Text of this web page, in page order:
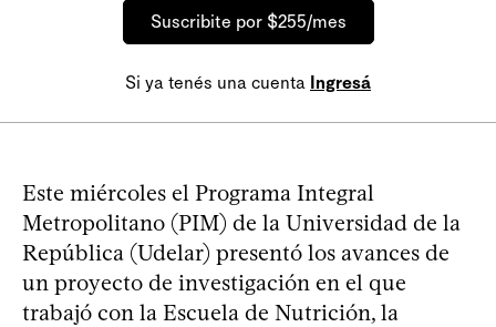
Suscribite por $255/mes
Si ya tenés una cuenta Ingresá
Este miércoles el Programa Integral
Metropolitano (PIM) de la Universidad de la
República (Udelar) presentó los avances de
un proyecto de investigación en el que
trabajó con la Escuela de Nutrición, la